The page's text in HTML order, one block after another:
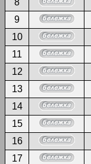
8
9
10
11
12
13
14
15
16
17